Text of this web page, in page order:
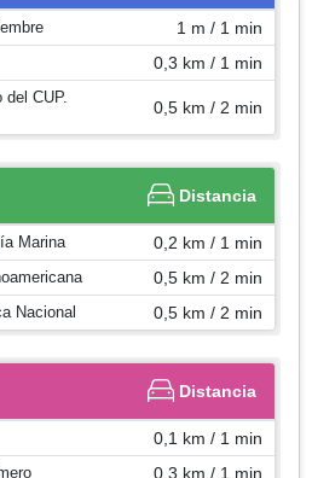
1 m / 1 min
0,3 km / 1 min
CUP.
0,5 km / 2 min
Distancia
Marina 0,2 km / 1 min
0,5 km / 2 min
Nacional 0,5 km / 2 min
Distancia
0,1 km / 1 min
0,3 km / 1 min